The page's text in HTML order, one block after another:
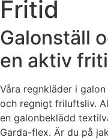
Fritid
Galonställ
en aktiv
Våra regnkläder i
och regnigt friluftsliv.
en galonbeklädd
Garda-flex. Är du på